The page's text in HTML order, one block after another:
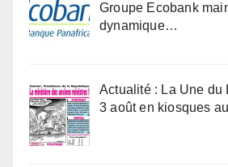
Groupe Ecobank
dynamique…
Actualité : La Une du
3 août en kiosques